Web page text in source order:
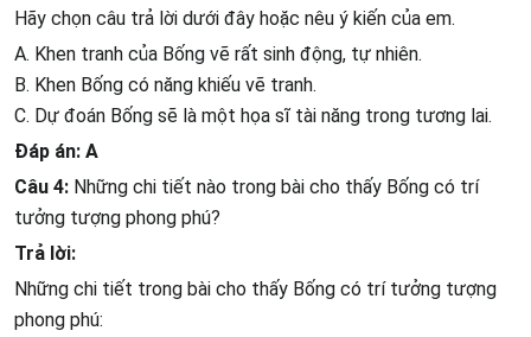
Hãy chọn câu trả lời dưới đây hoặc nêu ý kiến của em.
A. Khen tranh của Bống vẽ rất sinh động, tự nhiên.
B. Khen Bống có năng khiếu vẽ tranh.
C. Dự đoán Bống sẽ là một họa sĩ tài năng trong tương lai.
Đáp án: A
Câu 4: Những chi tiết nào trong bài cho thấy Bống có trí
tưởng tượng phong phú?
Trả lời:
Những chi tiết trong bài cho thấy Bống có trí tưởng tượng
phong phú: